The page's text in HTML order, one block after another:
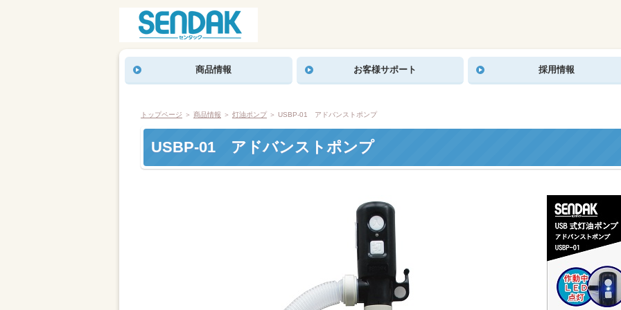
商品情報 お客様サポート 採用情報
トップページ ＞ 商品情報 ＞ 灯油ポンプ＞ USBP-01 アドバンストポンプ
USBP-01 アドバンストポンプ